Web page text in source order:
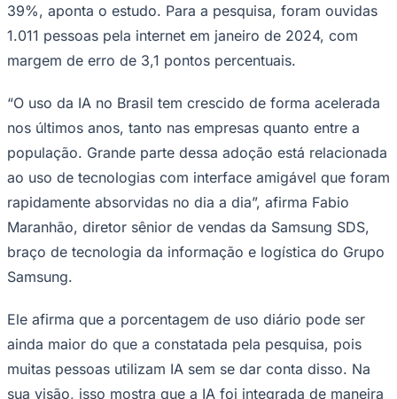
Times - Ir direto
39%, aponta o estudo. Para a pesquisa, foram ouvidas
1.011 pessoas pela internet em janeiro de 2024, com
margem de erro de 3,1 pontos percentuais.
“O uso da IA no Brasil tem crescido de forma acelerada
nos últimos anos, tanto nas empresas quanto entre a
população. Grande parte dessa adoção está relacionada
ao uso de tecnologias com interface amigável que foram
rapidamente absorvidas no dia a dia”, afirma Fabio
Maranhão, diretor sênior de vendas da Samsung SDS,
braço de tecnologia da informação e logística do Grupo
Samsung.
Ele afirma que a porcentagem de uso diário pode ser
ainda maior do que a constatada pela pesquisa, pois
muitas pessoas utilizam IA sem se dar conta disso. Na
sua visão, isso mostra que a IA foi integrada de maneira